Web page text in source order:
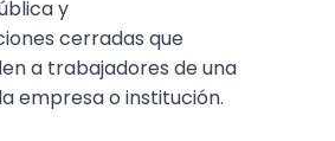
y
cerradas que
a trabajadores de una
empresa o institución.